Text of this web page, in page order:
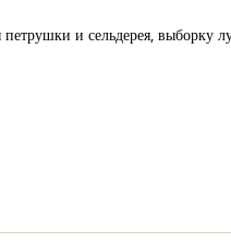
и сельдерея, выборку